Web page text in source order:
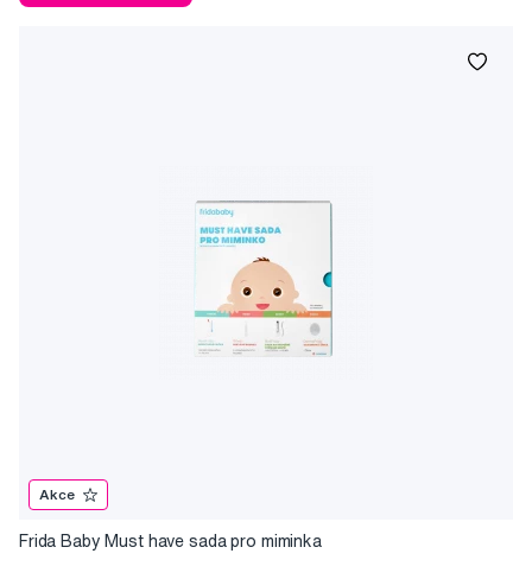
Akce
Frida Baby Must have sada pro miminka